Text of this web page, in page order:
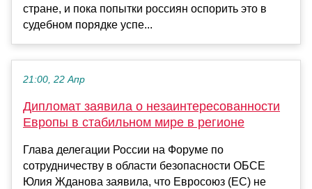
стране, и пока попытки россиян оспорить это в
судебном порядке успе...
21:00, 22 Апр
Дипломат заявила о незаинтересованности
Европы в стабильном мире в регионе
Глава делегации России на Форуме по
сотрудничеству в области безопасности ОБСЕ
Юлия Жданова заявила, что Евросоюз (ЕС) не